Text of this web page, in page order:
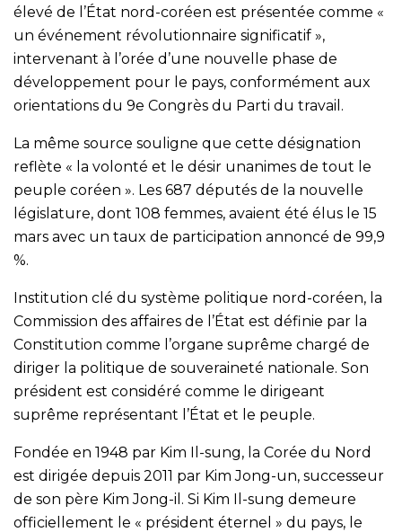
élevé de l’État nord-coréen est présentée comme «
un événement révolutionnaire significatif »,
intervenant à l’orée d’une nouvelle phase de
développement pour le pays, conformément aux
orientations du 9e Congrès du Parti du travail.
La même source souligne que cette désignation
reflète « la volonté et le désir unanimes de tout le
peuple coréen ». Les 687 députés de la nouvelle
législature, dont 108 femmes, avaient été élus le 15
mars avec un taux de participation annoncé de 99,9
%.
Institution clé du système politique nord-coréen, la
Commission des affaires de l’État est définie par la
Constitution comme l’organe suprême chargé de
diriger la politique de souveraineté nationale. Son
président est considéré comme le dirigeant
suprême représentant l’État et le peuple.
Fondée en 1948 par Kim Il-sung, la Corée du Nord
est dirigée depuis 2011 par Kim Jong-un, successeur
de son père Kim Jong-il. Si Kim Il-sung demeure
officiellement le « président éternel » du pays, le